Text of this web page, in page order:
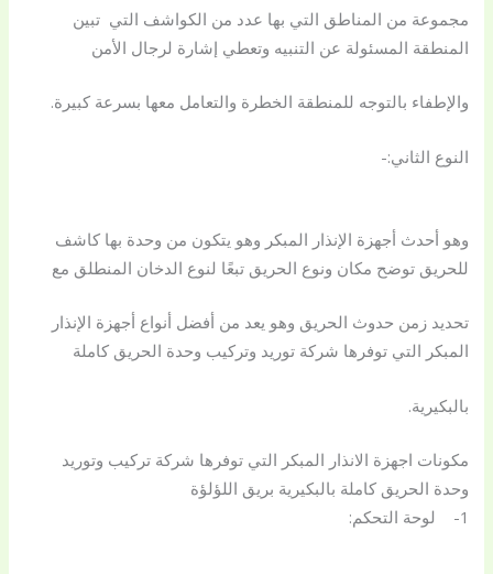
مجموعة من المناطق التي بها عدد من الكواشف التي تبين
المنطقة المسئولة عن التنبيه وتعطي إشارة لرجال الأمن
والإطفاء بالتوجه للمنطقة الخطرة والتعامل معها بسرعة كبيرة.
النوع الثاني:-
وهو أحدث أجهزة الإنذار المبكر وهو يتكون من وحدة بها كاشف
للحريق توضح مكان ونوع الحريق تبعًا لنوع الدخان المنطلق مع
تحديد زمن حدوث الحريق وهو يعد من أفضل أنواع أجهزة الإنذار
المبكر التي توفرها شركة توريد وتركيب وحدة الحريق كاملة
بالبكيرية.
مكونات اجهزة الانذار المبكر التي توفرها شركة تركيب وتوريد
وحدة الحريق كاملة بالبكيرية بريق اللؤلؤة
1- لوحة التحكم: